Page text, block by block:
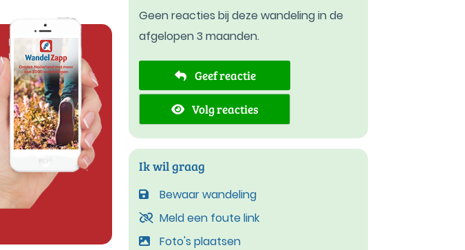
Geen reacties bij deze wandeling in de
afgelopen 3 maanden.
Geef reactie
Volg reacties
Ik wil graag
Bewaar wandeling
Meld een foute link
Foto's plaatsen